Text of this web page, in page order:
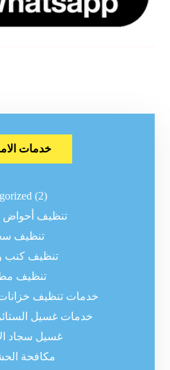
خدمات
(2)
تنظيف أحواض
تنظيف
تنظيف كنب
تنظيف
خدمات تنظيف
خدمات غسيل
غسيل سجاد
مكافحة